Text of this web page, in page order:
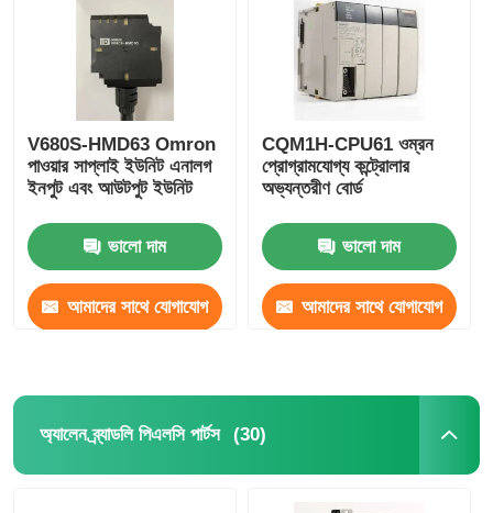
V680S-HMD63 Omron
পাওয়ার সাপ্লাই ইউনিট এনালগ
ইনপুট এবং আউটপুট ইউনিট
ভালো দাম
আমাদের সাথে যোগাযোগ
CQM1H-CPU61 ওম্রন
প্রোগ্রামযোগ্য কন্ট্রোলার
অভ্যন্তরীণ বোর্ড
ভালো দাম
আমাদের সাথে যোগাযোগ
অ্যালেন ব্র্যাডলি পিএলসি পার্টস (30)